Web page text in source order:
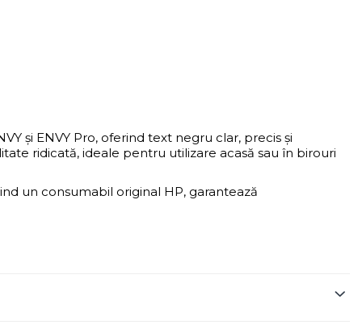
și ENVY Pro, oferind text negru clar, precis și
ridicată, ideale pentru utilizare acasă sau în birouri
un consumabil original HP, garantează